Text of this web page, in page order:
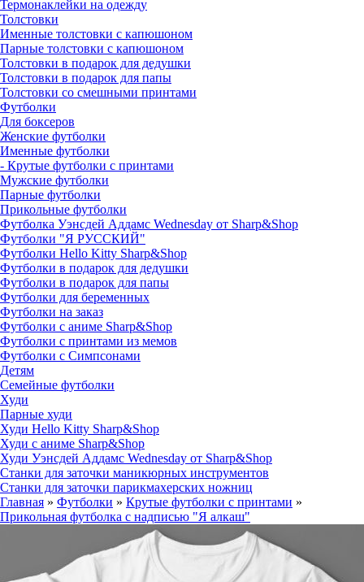
Термонаклейки на одежду
Толстовки
Именные толстовки с капюшоном
Парные толстовки с капюшоном
Толстовки в подарок для дедушки
Толстовки в подарок для папы
Толстовки со смешными принтами
Футболки
Для боксеров
Женские футболки
Именные футболки
- Крутые футболки с принтами
Мужские футболки
Парные футболки
Прикольные футболки
Футболка Уэнсдей Аддамс Wednesday от Sharp&Shop
Футболки "Я РУССКИЙ"
Футболки Hello Kitty Sharp&Shop
Футболки в подарок для дедушки
Футболки в подарок для папы
Футболки для беременных
Футболки на заказ
Футболки с аниме Sharp&Shop
Футболки с принтами из мемов
Футболки с Симпсонами
Детям
Семейные футболки
Худи
Парные худи
Худи Hello Kitty Sharp&Shop
Худи с аниме Sharp&Shop
Худи Уэнсдей Аддамс Wednesday от Sharp&Shop
Станки для заточки маникюрных инструментов
Станки для заточки парикмахерских ножниц
Главная » Футболки » Крутые футболки с принтами »
Прикольная футболка с надписью "Я алкаш"